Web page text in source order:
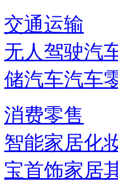
交通运输
无人驾驶汽
储汽车汽车
消费零售
智能家居化
宝首饰家居